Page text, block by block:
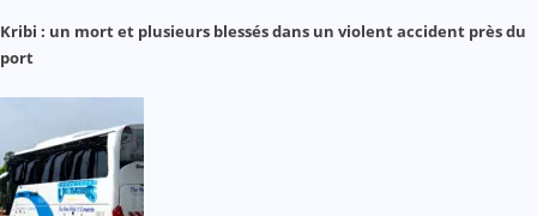
Kribi : un mort et plusieurs blessés dans un violent accident près du
port